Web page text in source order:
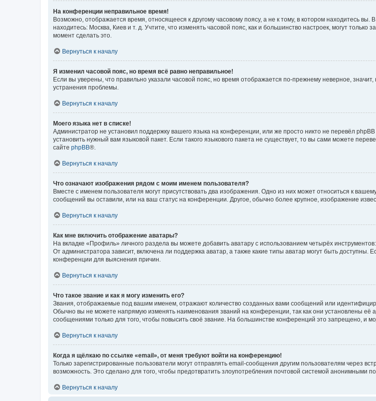
На конференции неправильное время!
Возможно, отображается время, относящееся к другому часовому поясу, а не к тому, в котором находитесь вы.
находитесь: Москва, Киев и т. д. Учтите, что изменять часовой пояс, как и большинство настроек, могут
момент сделать это.
Вернуться к началу
Я изменил часовой пояс, но время всё равно неправильное!
Если вы уверены, что правильно указали часовой пояс, но время отображается по-прежнему неверное,
устранения проблемы.
Вернуться к началу
Моего языка нет в списке!
Администратор не установил поддержку вашего языка на конференции, или же просто никто не перевёл
установить нужный вам языковой пакет. Если такого языкового пакета не существует, то вы сами можете
сайте phpBB®.
Вернуться к началу
Что означают изображения рядом с моим именем пользователя?
Вместе с именем пользователя могут присутствовать два изображения. Одно из них может относиться к
сообщений вы оставили, или на ваш статус на конференции. Другое, обычно более крупное, изображение
Вернуться к началу
Как мне включить отображение аватары?
На вкладке «Профиль» личного раздела вы можете добавить аватару с использованием четырёх
От администратора зависит, включена ли поддержка аватар, а также какие типы аватар могут быть
конференции для выяснения причин.
Вернуться к началу
Что такое звание и как я могу изменить его?
Звания, отображаемые под вашим именем, отражают количество созданных вами сообщений или
Обычно вы не можете напрямую изменять наименования званий на конференции, так как они установлены
сообщениями только для того, чтобы повысить своё звание. На большинстве конференций это запрещено, и
Вернуться к началу
Когда я щёлкаю по ссылке «email», от меня требуют войти на конференцию!
Только зарегистрированные пользователи могут отправлять email-сообщения другим пользователям через
возможность. Это сделано для того, чтобы предотвратить злоупотребления почтовой системой анонимными
Вернуться к началу